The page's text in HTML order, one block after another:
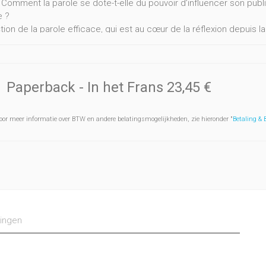
la parole se dote-t-elle du pouvoir d’influencer son
?
de la parole efficace, qui est au cœur de la réflexion depuis
à Le Pen, des débats sur la guerre à l’interview électorale et
dans leur spécificité les discours politiques, médiatiques et
Paperback - In het Frans 23,45 €
meer informatie over BTW en andere belatingsmogelijkheden, zie hieronder "Betaling &